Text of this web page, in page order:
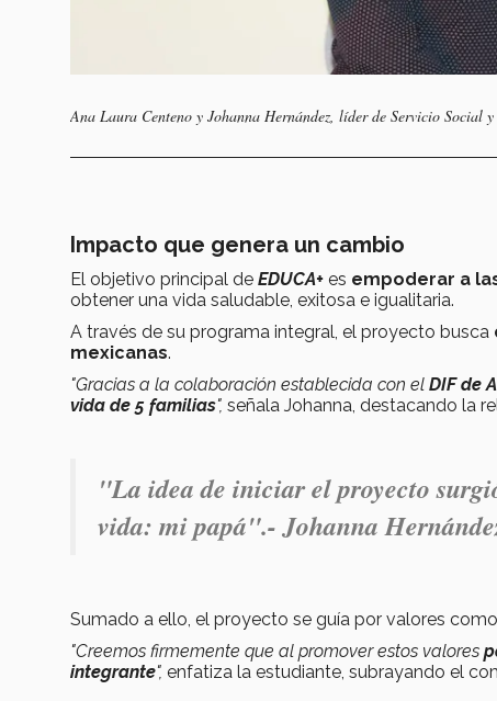
Ana Laura Centeno y Johanna Hernández, líder de Servicio
Impacto que genera un cambio
El objetivo principal de EDUCA+ es empoderar a
obtener una vida saludable, exitosa e igualitaria.
A través de su programa integral, el proyecto busca
mexicanas.
"Gracias a la colaboración establecida con el DIF de
vida de 5 familias", señala Johanna, destacando la
"La idea de iniciar el proyecto
vida: mi papá".- Johanna
Sumado a ello, el proyecto se guía por valores
"Creemos firmemente que al promover estos valores
integrante", enfatiza la estudiante, subrayando el